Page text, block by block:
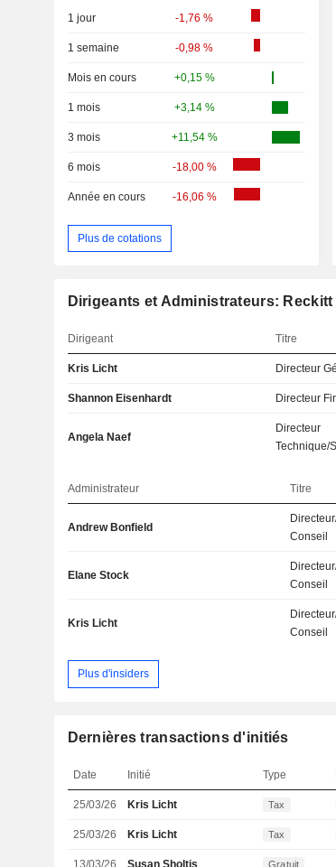
1 jour -1,76 %
1 semaine -0,98 %
Mois en cours +0,15 %
1 mois +3,14 %
3 mois +11,54 %
6 mois -18,00 %
Année en cours -16,06 %
Plus de cotations
Dirigeants et Administrateurs:
Dirigeant Titre
Kris Licht Directeur
Shannon Eisenhardt Directeur
Angela Naef
Directeur
Technique/
Administrateur Titre
Andrew Bonfield
Conseil
Elane Stock
Conseil
Kris Licht
Conseil
Plus d'insiders
Dernières transactions d'initiés
Date Initié Type
25/03/26 Kris Licht Tax
25/03/26 Kris Licht Tax
13/03/26 Susan Sholtis Gratuit